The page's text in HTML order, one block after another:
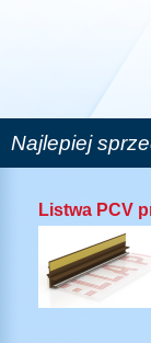
Najlepiej
Listwa PCV